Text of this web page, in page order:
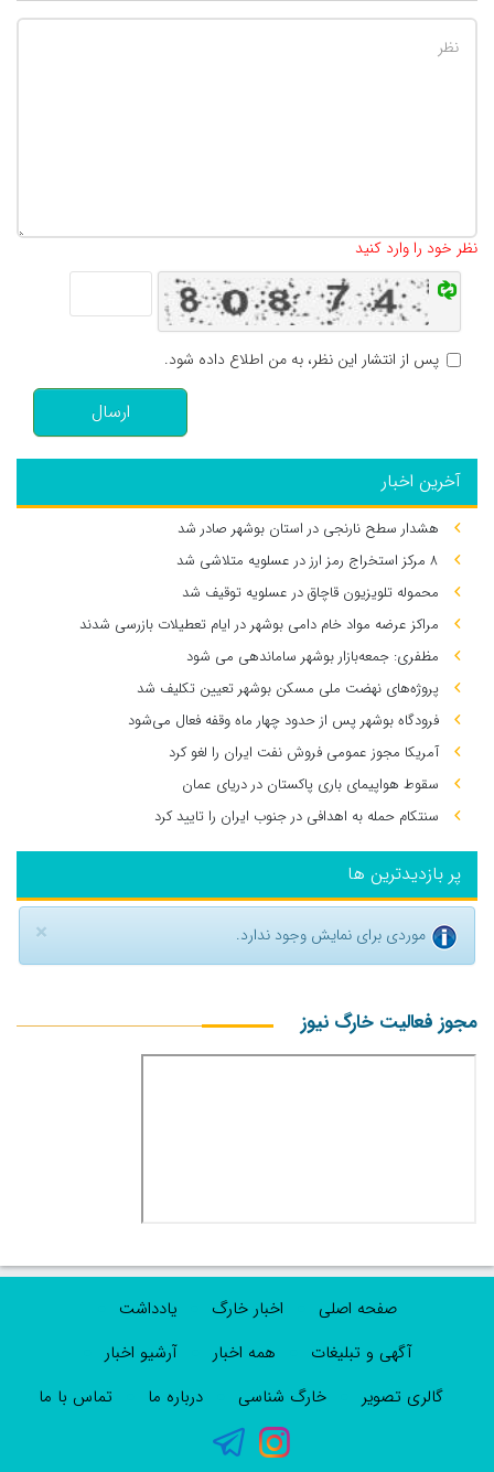
نظر خود را وارد کنید
پس از انتشار این نظر، به من اطلاع داده شود.
ارسال
آخرین اخبار
هشدار سطح نارنجی در استان بوشهر صادر شد
۸ مرکز استخراج رمز ارز در عسلویه متلاشی شد
محموله تلویزیون قاچاق در عسلویه توقیف شد
مراکز عرضه مواد خام دامی بوشهر در ایام تعطیلات بازرسی شدند
مظفری: جمعه‌بازار بوشهر ساماندهی می‌ شود
پروژه‌های نهضت ملی مسکن بوشهر تعیین تکلیف شد
فرودگاه بوشهر پس از حدود چهار ماه وقفه فعال می‌شود
آمریکا مجوز عمومی فروش نفت ایران را لغو کرد
سقوط هواپیمای باری پاکستان در دریای عمان
سنتکام حمله به اهدافی در جنوب ایران را تایید کرد
پر بازدیدترین ها
× موردی برای نمایش وجود ندارد.
مجوز فعالیت خارگ نیوز
صفحه اصلی اخبار خارگ
یادداشت
آگهی و تبلیغات
همه اخبار
آرشیو اخبار
گالری تصویر
خارگ شناسی درباره ما تماس با ما